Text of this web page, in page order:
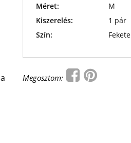
a
Méret:
M
Kiszerelés:
1 pár
Szín:
Fekete
Megosztom: